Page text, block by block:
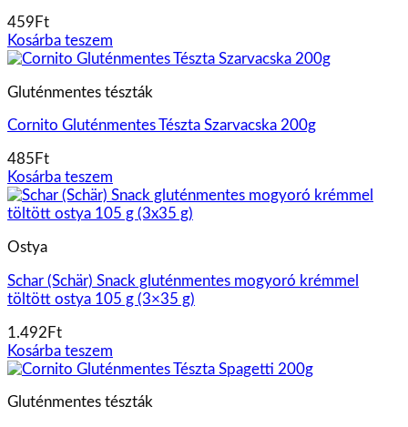
459 Ft
Kosárba teszem
Gluténmentes tészták
Cornito Gluténmentes Tészta Szarvacska 200g
485 Ft
Kosárba teszem
Ostya
Schar (Schär) Snack gluténmentes mogyoró krémmel
töltött ostya 105 g (3×35 g)
1.492 Ft
Kosárba teszem
Gluténmentes tészták